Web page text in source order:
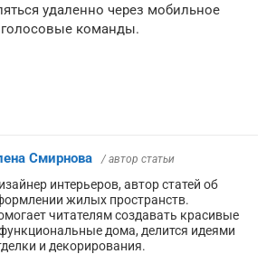
удаленно через мобильное
команды.
Смирнова / автор статьи
интерьеров, автор статей об
жилых пространств.
читателям создавать красивые
дома, делится идеями
и декорирования.